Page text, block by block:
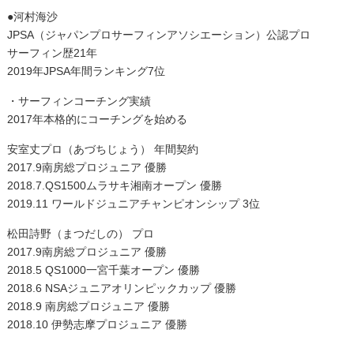
●河村海沙
JPSA（ジャパンプロサーフィンアソシエーション）公認プロ
サーフィン歴21年
2019年JPSA年間ランキング7位
・サーフィンコーチング実績
2017年本格的にコーチングを始める
安室丈プロ（あづちじょう） 年間契約
2017.9南房総プロジュニア 優勝
2018.7.QS1500ムラサキ湘南オープン 優勝
2019.11 ワールドジュニアチャンピオンシップ 3位
松田詩野（まつだしの） プロ
2017.9南房総プロジュニア 優勝
2018.5 QS1000一宮千葉オープン 優勝
2018.6 NSAジュニアオリンピックカップ 優勝
2018.9 南房総プロジュニア 優勝
2018.10 伊勢志摩プロジュニア 優勝